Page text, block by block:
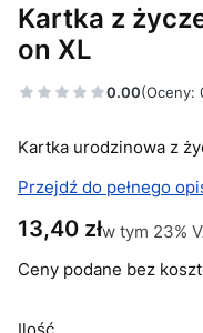
Kartka z
on XL
0.00(Oceny:
Kartka urodzinowa z
Przejdź do pełnego
Cena
13,40 złw tym 23%
w tym 23%
Ceny podane bez